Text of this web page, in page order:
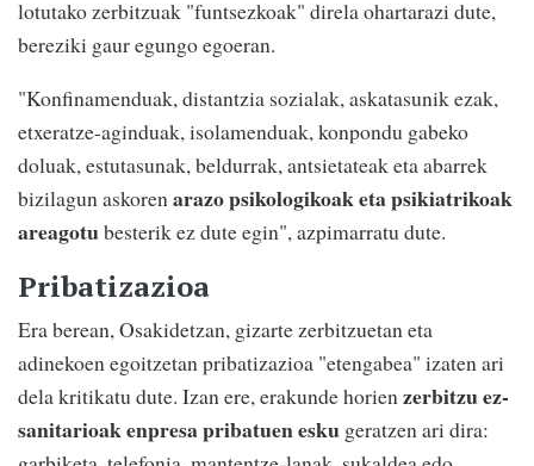
lotutako zerbitzuak "funtsezkoak" direla ohartarazi dute,
bereziki gaur egungo egoeran.
"Konfinamenduak, distantzia sozialak, askatasunik ezak,
etxeratze-aginduak, isolamenduak, konpondu gabeko
doluak, estutasunak, beldurrak, antsietateak eta abarrek
bizilagun askorenarazo psikologikoak eta psikiatrikoak
areagotubesterik ez dute egin", azpimarratu dute.
Pribatizazioa
Era berean, Osakidetzan, gizarte zerbitzuetan eta
adinekoen egoitzetan pribatizazioa "etengabea" izaten ari
dela kritikatu dute. Izan ere, erakunde horienzerbitzu ez-
sanitarioak enpresa pribatuen esku geratzen ari dira: